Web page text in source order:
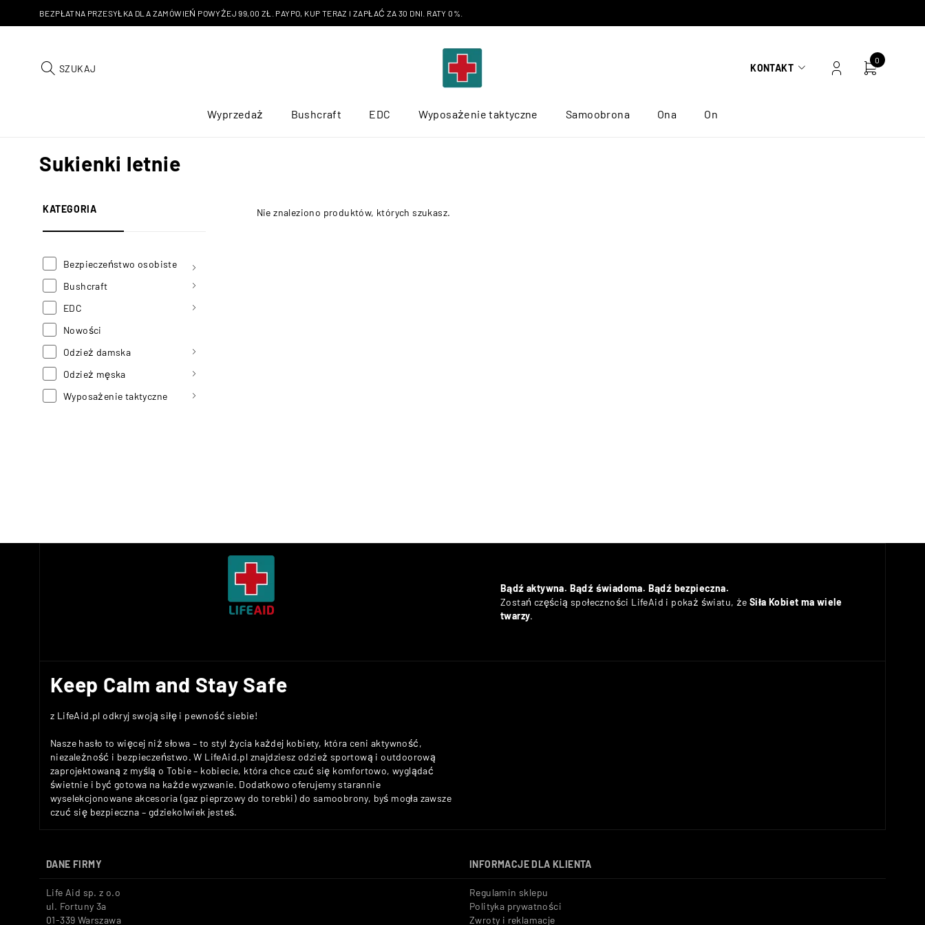
BEZPŁATNA PRZESYŁKA DLA ZAMÓWIEŃ POWYŻEJ 99,00 ZŁ. PAYPO, KUP TERAZ I ZAPŁAĆ ZA 30 DNI. RATY 0%.
SZUKAJ KONTAKT
0
Wyprzedaż Bushcraft EDC Wyposażenie taktyczne Samoobrona Ona On
Sukienki letnie
KATEGORIA
Bezpieczeństwo osobiste
Bushcraft
EDC
Nowości
Odzież damska
Odzież męska
Wyposażenie taktyczne
Nie znaleziono produktów, których szukasz.
Bądź aktywna. Bądź świadoma. Bądź bezpieczna.
Zostań częścią społeczności LifeAid i pokaż światu, że Siła Kobiet ma wiele
twarzy.
Keep Calm and Stay Safe
z LifeAid.pl odkryj swoją siłę i pewność siebie!
Nasze hasło to więcej niż słowa – to styl życia każdej kobiety, która ceni aktywność,
niezależność i bezpieczeństwo. W LifeAid.pl znajdziesz odzież sportową i outdoorową
zaprojektowaną z myślą o Tobie – kobiecie, która chce czuć się komfortowo, wyglądać
świetnie i być gotowa na każde wyzwanie. Dodatkowo oferujemy starannie
wyselekcjonowane akcesoria (gaz pieprzowy do torebki) do samoobrony, byś mogła zawsze
czuć się bezpieczna – gdziekolwiek jesteś.
DANE FIRMY INFORMACJE DLA KLIENTA
Life Aid sp. z o.o
ul. Fortuny 3a
01-339 Warszawa
Regulamin sklepu
Polityka prywatności
Zwroty i reklamacje